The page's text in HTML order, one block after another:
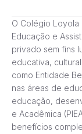
O Colégio
Educação e
privado sem fins
educativa,
como Entidade
nas áreas de
educação,
e Acadêmica
benefícios